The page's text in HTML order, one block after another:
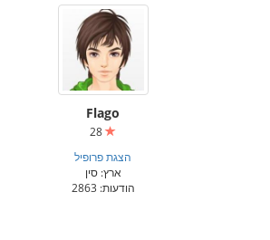
Flago
הצגת פרופיל
ארץ: סין
הודעות: 2863